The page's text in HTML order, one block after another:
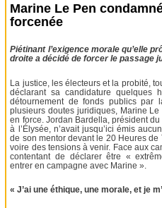
Marine Le Pen
forcenée
Piétinant l’exigence morale qu’elle
droite a décidé de forcer le passage
La justice, les électeurs et la probité,
déclarant sa candidature quelques
détournement de fonds publics par
plusieurs doutes juridiques, Marine
en force. Jordan Bardella, président
à l’Élysée, n’avait jusqu’ici émis
de son mentor devant le 20 Heures
voire des tensions à venir. Face aux
contentant de déclarer être «
entrer en campagne avec Marine ».
« J’ai une éthique, une morale, et je